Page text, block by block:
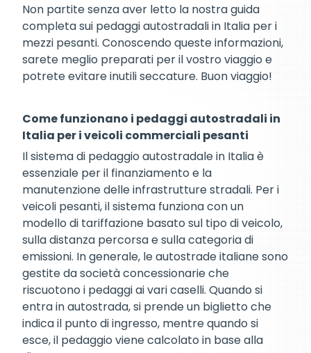
Non partite senza aver letto la nostra guida
completa sui pedaggi autostradali in Italia per i
mezzi pesanti. Conoscendo queste informazioni,
sarete meglio preparati per il vostro viaggio e
potrete evitare inutili seccature. Buon viaggio!
Come funzionano i pedaggi autostradali in
Italia per i veicoli commerciali pesanti
Il sistema di pedaggio autostradale in Italia è
essenziale per il finanziamento e la
manutenzione delle infrastrutture stradali. Per i
veicoli pesanti, il sistema funziona con un
modello di tariffazione basato sul tipo di veicolo,
sulla distanza percorsa e sulla categoria di
emissioni. In generale, le autostrade italiane sono
gestite da società concessionarie che
riscuotono i pedaggi ai vari caselli. Quando si
entra in autostrada, si prende un biglietto che
indica il punto di ingresso, mentre quando si
esce, il pedaggio viene calcolato in base alla